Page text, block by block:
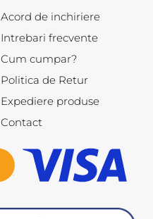
Acord de inchiriere
Intrebari frecvente
Cum cumpar?
Politica de Retur
Expediere produse
Contact